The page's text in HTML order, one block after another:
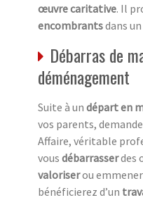
œuvre caritative. Il
encombrantsdans un
Débarras de
déménagement
Suite à un départ en
vos parents,
Affaire, véritable
vous débarrasserdes
valoriserou
bénéficierez d’un